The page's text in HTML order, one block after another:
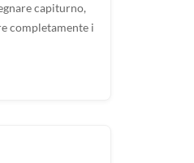
capiturno,
completamente i